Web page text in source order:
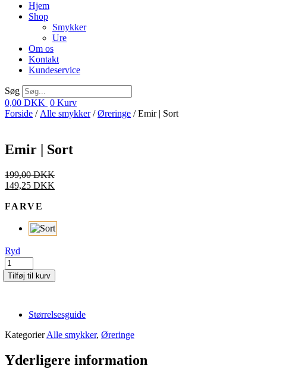
Hjem
Shop
Smykker
Ure
Om os
Kontakt
Kundeservice
Søg
0,00 DKK 0 Kurv
Forside / Alle smykker/Øreringe / Emir | Sort
Emir | Sort
199,00DKK
149,25 DKK
FARVE
Ryd
Emir
|
Sort
Tilføj til kurv
Størrelsesguide
Kategorier Alle smykker, Øreringe
Yderligere information